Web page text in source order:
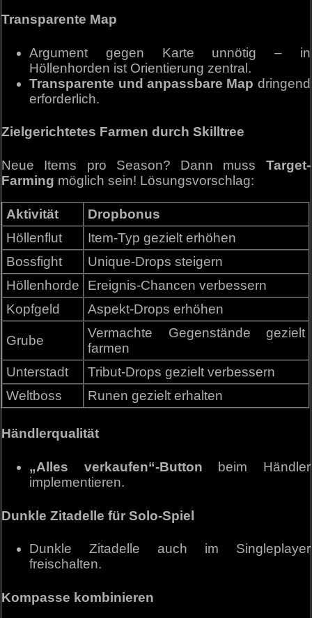
Transparente Map
Argument gegen Karte unnötig – in
Höllenhorden ist Orientierung zentral.
Transparente und anpassbare Map dringend
erforderlich.
Zielgerichtetes Farmen durch Skilltree
Neue Items pro Season? Dann muss Target-
Farming möglich sein! Lösungsvorschlag:
Aktivität
Dropbonus
Höllenflut
Item-Typ gezielt erhöhen
Bossfight
Unique-Drops steigern
Höllenhorde
Ereignis-Chancen verbessern
Kopfgeld
Aspekt-Drops erhöhen
Grube
Vermachte Gegenstände gezielt
farmen
Unterstadt
Tribut-Drops gezielt verbessern
Weltboss
Runen gezielt erhalten
Händlerqualität
„Alles verkaufen“-Button beim Händler
implementieren.
Dunkle Zitadelle für Solo-Spiel
Dunkle Zitadelle auch im Singleplayer
freischalten.
Kompasse kombinieren